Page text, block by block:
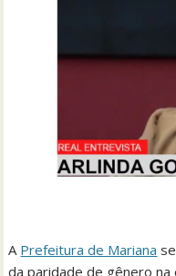
A Prefeitura de Mariana
da paridade de gênero